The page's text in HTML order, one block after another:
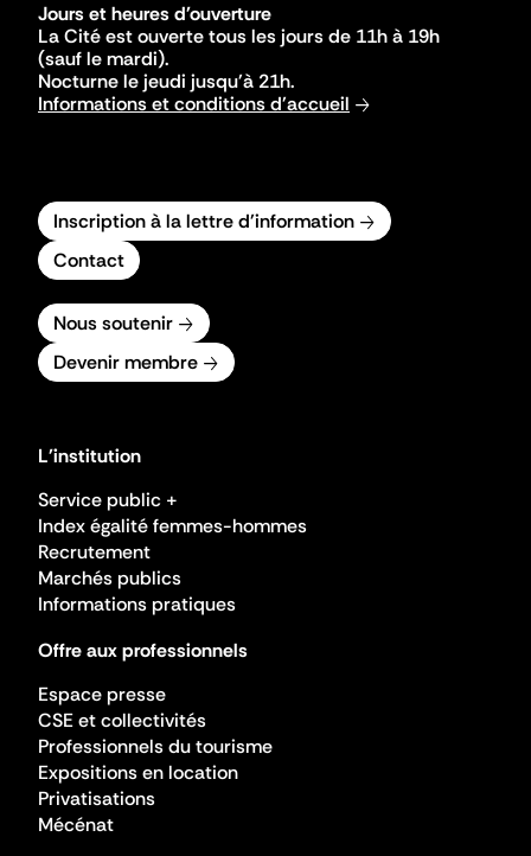
Jours et heures d'ouverture
La Cité est ouverte tous les jours de 11h à 19h
(sauf le mardi).
Nocturne le jeudi jusqu'à 21h.
Informations et conditions d'accueil
Inscription à la lettre d'information
Contact
Nous soutenir
Devenir membre
L'institution
Service public +
Index égalité femmes-hommes
Recrutement
Marchés publics
Informations pratiques
Offre aux professionnels
Espace presse
CSE et collectivités
Professionnels du tourisme
Expositions en location
Privatisations
Mécénat